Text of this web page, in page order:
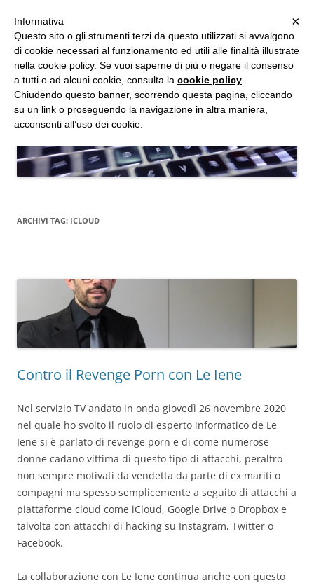
Vai
al
contenuto
Studio d'Informatica Forense
Perizie Informatiche Forensi, CTP e CTU in Processi Civili e Penali
ARCHIVI TAG: ICLOUD
Contro il Revenge Porn con Le Iene
Nel servizio TV andato in onda giovedì 26 novembre 2020
nel quale ho svolto il ruolo di esperto informatico de Le
Iene si è parlato di revenge porn e di come numerose
donne cadano vittima di questo tipo di attacchi, peraltro
non sempre motivati da vendetta da parte di ex mariti o
compagni ma spesso semplicemente a seguito di attacchi a
piattaforme cloud come iCloud, Google Drive o Dropbox e
talvolta con attacchi di hacking su Instagram, Twitter o
Facebook.
La collaborazione con Le Iene continua anche con questo
MENU ×
Informativa
Questo sito o gli strumenti terzi da questo utilizzati si avvalgono
di cookie necessari al funzionamento ed utili alle finalità illustrate
nella cookie policy. Se vuoi saperne di più o negare il consenso
a tutti o ad alcuni cookie, consulta la cookie policy
Chiudendo questo banner, scorrendo questa pagina, cliccando
su un link o proseguendo la navigazione in altra maniera,
acconsenti all’uso dei cookie.